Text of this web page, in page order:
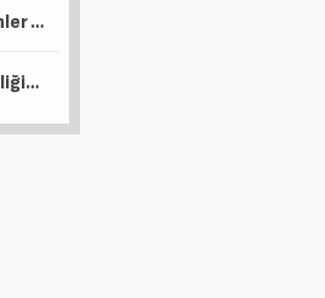
Tatile gitmekten vazgeçenler dikkat! O parayı almak hakkınız
Başkan Görgün: Milli güvenliğin ayrılmaz parçalarıdır